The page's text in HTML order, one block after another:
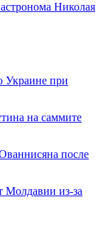
Николая
Украине при
на саммите
после
Молдавии из-за